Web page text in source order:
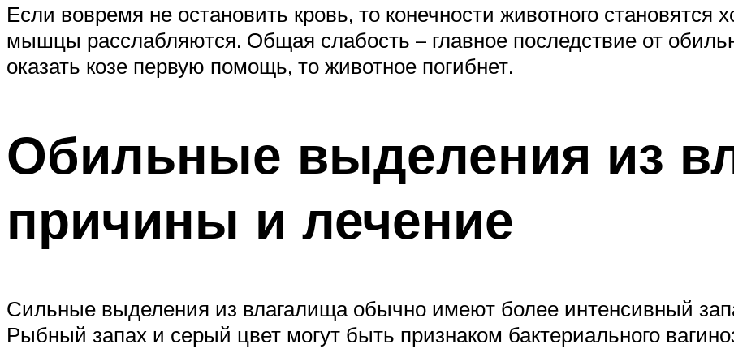
Если вовремя не остановить кровь, то конечности животного
мышцы расслабляются. Общая слабость – главное последствие от
оказать козе первую помощь, то животное погибнет.
Обильные выделения из
причины и лечение
Сильные выделения из влагалища обычно имеют более интенсивный
Рыбный запах и серый цвет могут быть признаком бактериального